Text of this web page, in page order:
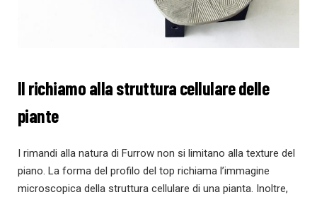
Il richiamo alla struttura cellulare delle
piante
I rimandi alla natura di Furrow non si limitano alla texture del
piano. La forma del profilo del top richiama l’immagine
microscopica della struttura cellulare di una pianta. Inoltre,